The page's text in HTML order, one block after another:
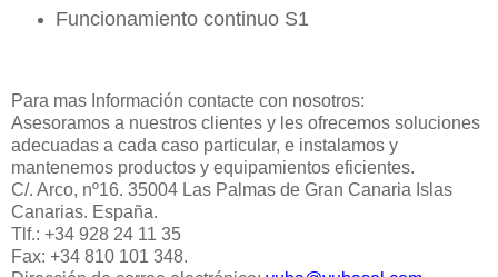
Funcionamiento continuo S1
Para mas Información contacte con nosotros:
Asesoramos a nuestros clientes y les ofrecemos soluciones
adecuadas a cada caso particular, e instalamos y
mantenemos productos y equipamientos eficientes.
C/. Arco, nº16. 35004 Las Palmas de Gran Canaria Islas
Canarias. España.
Tlf.: +34 928 24 11 35
Fax: +34 810 101 348.